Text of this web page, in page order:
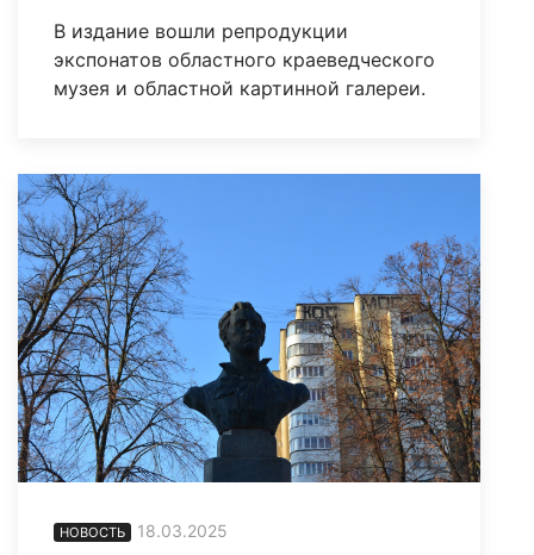
В издание вошли репродукции
экспонатов областного краеведческого
музея и областной картинной галереи.
НОВОСТЬ 18.03.2025